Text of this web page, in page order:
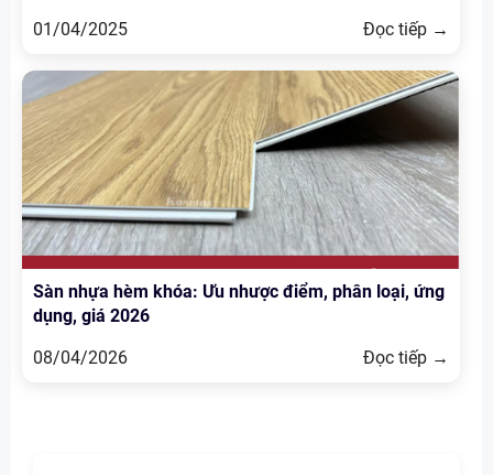
01/04/2025
Đọc tiếp →
Sàn nhựa hèm khóa: Ưu nhược điểm, phân loại, ứng
dụng, giá 2026
08/04/2026
Đọc tiếp →